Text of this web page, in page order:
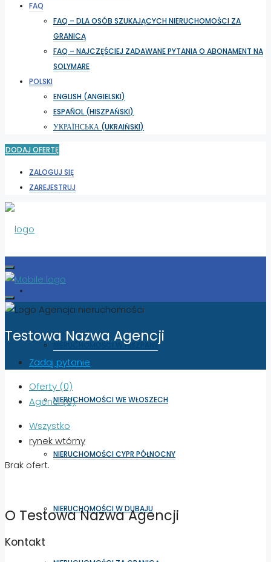
FAQ
FAQ – DLA OSÓB SZUKAJĄCYCH NIERUCHOMOŚCI ZA
GRANICĄ
FAQ – NAJCZĘŚCIEJ ZADAWANE PYTANIA O ABONAMENT NA
SOLYMARE
POLSKI
ENGLISH (ANGIELSKI)
ESPAÑOL (HISZPAŃSKI)
УКРАЇНСЬКА (UKRAIŃSKI)
DODAJ OFERTĘ
ZALOGUJ SIĘ
ZAREJESTRUJ
NIERUCHOMOŚCI W HISZPANII
NIERUCHOMOŚCI WE WŁOSZECH
NIERUCHOMOŚCI CYPR PÓŁNOCNY
NIERUCHOMOŚCI W DUBAJU
Testowa Nazwa Agencji
Zadaj pytanie
Oferty (0)
Agenci (0)
Wszystko
rynek wtórny
Brak ofert.
O Testowa Nazwa Agencji
Kontakt